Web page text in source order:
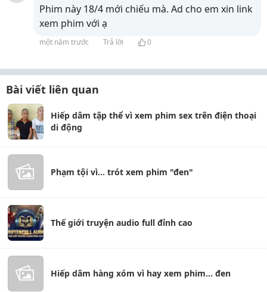
Phim này 18/4 mới chiếu mà. Ad cho em xin link
xem phim với ạ
một năm trước Trả lời 0
Bài viết liên quan
Hiếp dâm tập thể vì xem phim sex trên điện thoại
di động
Phạm tội vì... trót xem phim "đen"
Thế giới truyện audio full đỉnh cao
Hiếp dâm hàng xóm vì hay xem phim... đen